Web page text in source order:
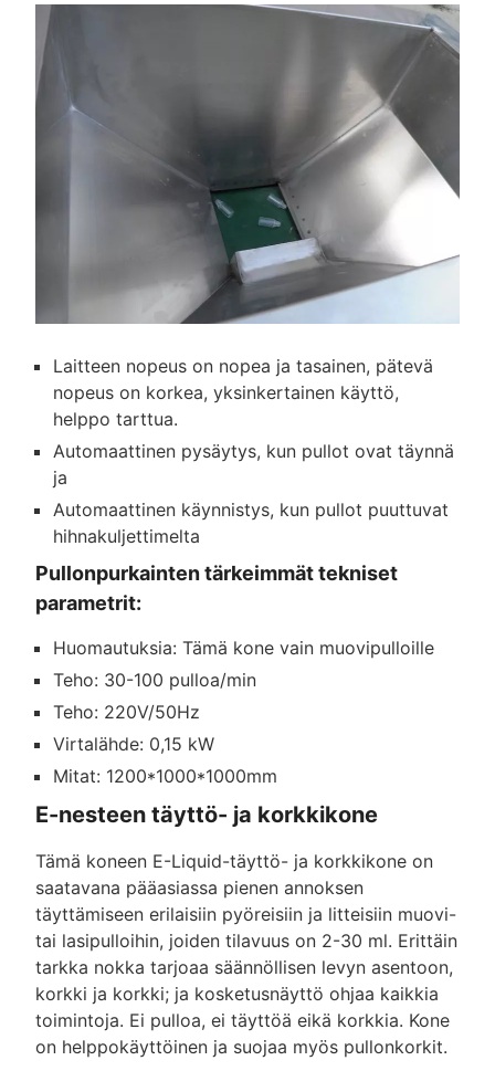
Laitteen nopeus on nopea ja tasainen, pätevä
nopeus on korkea, yksinkertainen käyttö,
helppo tarttua.
Automaattinen pysäytys, kun pullot ovat täynnä
ja
Automaattinen käynnistys, kun pullot puuttuvat
hihnakuljettimelta
Pullonpurkainten tärkeimmät tekniset
parametrit:
Huomautuksia: Tämä kone vain muovipulloille
Teho: 30-100 pulloa/min
Teho: 220V/50Hz
Virtalähde: 0,15 kW
Mitat: 1200*1000*1000mm
E-nesteen täyttö- ja korkkikone
Tämä koneen E-Liquid-täyttö- ja korkkikone on
saatavana pääasiassa pienen annoksen
täyttämiseen erilaisiin pyöreisiin ja litteisiin muovi-
tai lasipulloihin, joiden tilavuus on 2-30 ml. Erittäin
tarkka nokka tarjoaa säännöllisen levyn asentoon,
korkki ja korkki; ja kosketusnäyttö ohjaa kaikkia
toimintoja. Ei pulloa, ei täyttöä eikä korkkia. Kone
on helppokäyttöinen ja suojaa myös pullonkorkit.